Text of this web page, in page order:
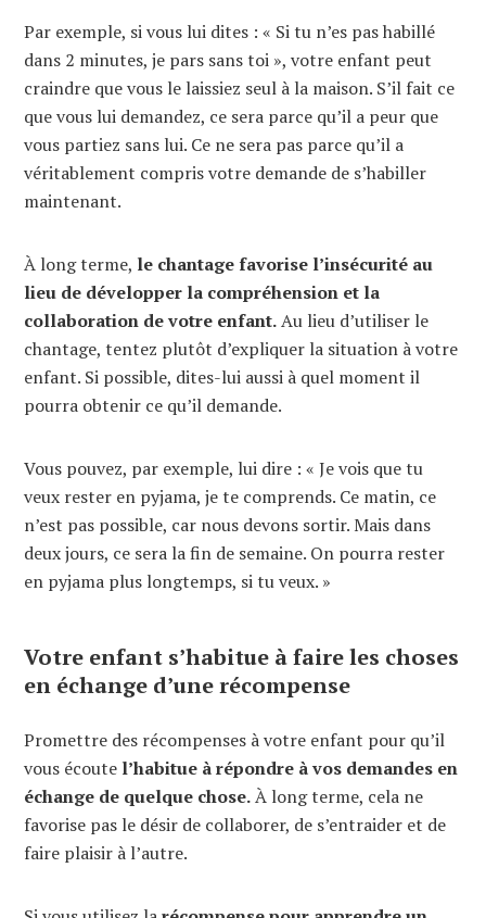
Par exemple, si vous lui dites : « Si tu n’es pas habillé
dans 2 minutes, je pars sans toi », votre enfant peut
craindre que vous le laissiez seul à la maison. S’il fait ce
que vous lui demandez, ce sera parce qu’il a peur que
vous partiez sans lui. Ce ne sera pas parce qu’il a
véritablement compris votre demande de s’habiller
maintenant.
À long terme, le chantage favorise l’insécurité au
lieu de développer la compréhension et la
collaboration de votre enfant.Au lieu d’utiliser le
chantage, tentez plutôt d’expliquer la situation à votre
enfant. Si possible, dites-lui aussi à quel moment il
pourra obtenir ce qu’il demande.
Vous pouvez, par exemple, lui dire : « Je vois que tu
veux rester en pyjama, je te comprends. Ce matin, ce
n’est pas possible, car nous devons sortir. Mais dans
deux jours, ce sera la fin de semaine. On pourra rester
en pyjama plus longtemps, si tu veux. »
Votre enfant s’habitue à faire les choses
en échange d’une récompense
Promettre des récompenses à votre enfant pour qu’il
vous écoute l’habitue à répondre à vos demandes en
échange de quelque chose.À long terme, cela ne
favorise pas le désir de collaborer, de s’entraider et de
faire plaisir à l’autre.